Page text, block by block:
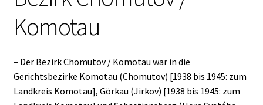
Komotau
– Der Bezirk Chomutov / Komotau war in die
Gerichtsbezirke Komotau (Chomutov) [1938 bis 1945: zum
Landkreis Komotau], Görkau (Jirkov) [1938 bis 1945: zum